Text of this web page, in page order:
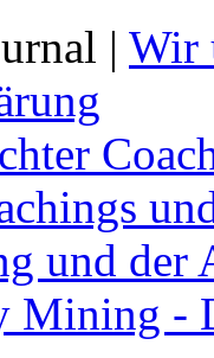
| Wir
und
Mining -